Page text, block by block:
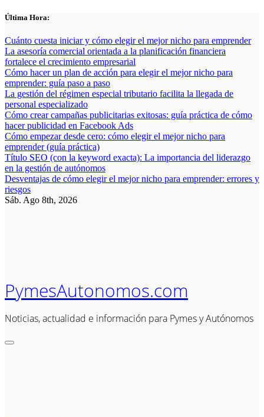
Saltar
contenido
Última Hora:
Cuánto cuesta iniciar y cómo elegir el mejor nicho para emprender
La asesoría comercial orientada a la planificación financiera
fortalece el crecimiento empresarial
Cómo hacer un plan de acción para elegir el mejor nicho para
emprender: guía paso a paso
La gestión del régimen especial tributario facilita la llegada de
personal especializado
Cómo crear campañas publicitarias exitosas: guía práctica de cómo
hacer publicidad en Facebook Ads
Cómo empezar desde cero: cómo elegir el mejor nicho para
emprender (guía práctica)
Título SEO (con la keyword exacta): La importancia del liderazgo
en la gestión de autónomos
Desventajas de cómo elegir el mejor nicho para emprender: errores y
riesgos
Sáb. Ago 8th, 2026
PymesAutonomos.com
Noticias, actualidad e información para Pymes y Autónomos